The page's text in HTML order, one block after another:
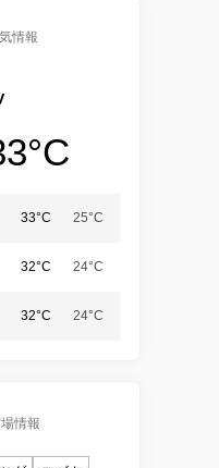
情報
33°C 25°C
32°C 24°C
32°C 24°C
情報